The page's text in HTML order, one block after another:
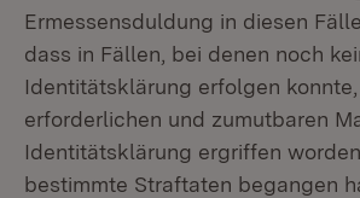
Ermessensduldung in diesen
dass in Fällen, bei denen noch
Identitätsklärung erfolgen
erforderlichen und zumutbaren
Identitätsklärung ergriffen
bestimmte Straftaten begangen